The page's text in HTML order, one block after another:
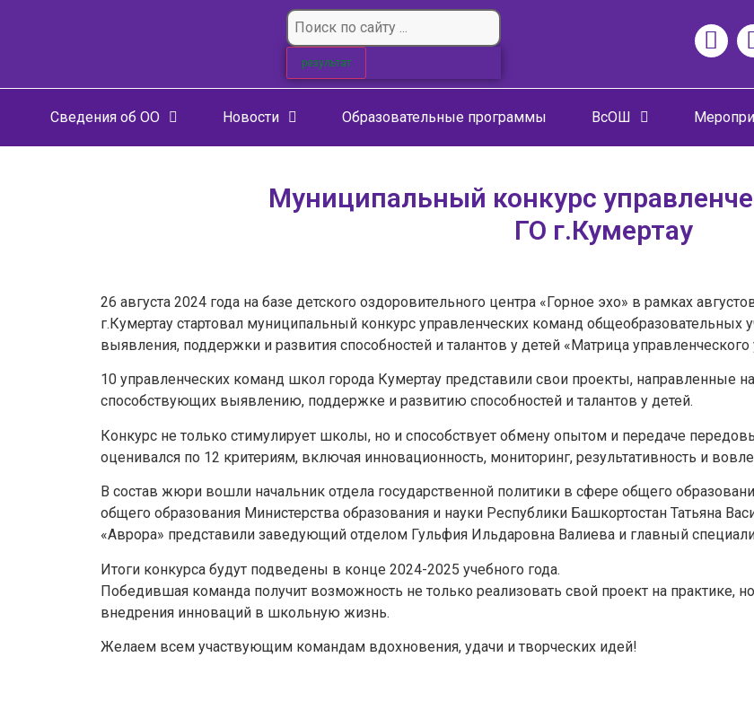
результат
Сведения об ОО Новости Образовательные программы ВсОШ
Муниципальный конкурс
ГО г.Кумертау
26 августа 2024 года на базе детского оздоровительного центра «Горное эхо» в рамках
г.Кумертау стартовал муниципальный конкурс управленческих команд
выявления, поддержки и развития способностей и талантов у детей «Матрица управленческого
10 управленческих команд школ города Кумертау представили свои проекты, направленные
способствующих выявлению, поддержке и развитию способностей и талантов у детей.
Конкурс не только стимулирует школы, но и способствует обмену опытом и передаче
оценивался по 12 критериям, включая инновационность, мониторинг, результативность и
В состав жюри вошли начальник отдела государственной политики в сфере общего
общего образования Министерства образования и науки Республики Башкортостан Татьяна
«Аврора» представили заведующий отделом Гульфия Ильдаровна Валиева и главный
Итоги конкурса будут подведены в конце 2024-2025 учебного года.
Победившая команда получит возможность не только реализовать свой проект на практике,
внедрения инноваций в школьную жизнь.
Желаем всем участвующим командам вдохновения, удачи и творческих идей!
Задайте нам вопрос